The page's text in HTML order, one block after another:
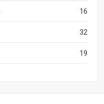
16
32
19